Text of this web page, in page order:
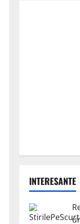
INTERESANTE